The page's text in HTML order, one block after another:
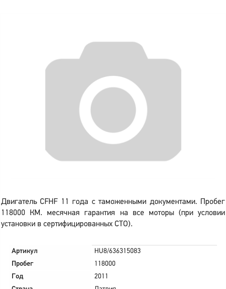
Двигатель CFHF 11 года с таможенными документами. Пробег
118000 КМ. месячная гарантия на все моторы (при условии
установки в сертифицированных СТО).
Артикул
HU8/636315083
Пробег
118000
Год
2011